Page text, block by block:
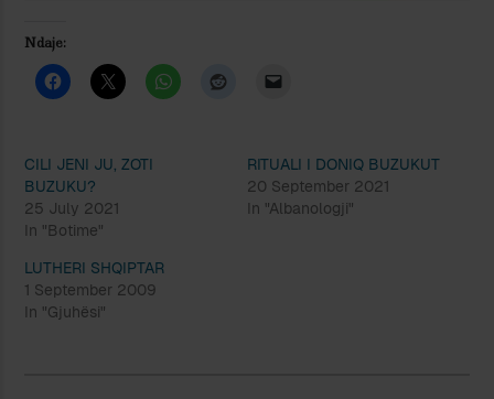
Ndaje:
CILI JENI JU, ZOTI
BUZUKU?
25 July 2021
In "Botime"
RITUALI I DONIQ BUZUKUT
20 September 2021
In "Albanologji"
LUTHERI SHQIPTAR
1 September 2009
In "Gjuhësi"